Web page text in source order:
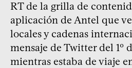
RT de la grilla de
aplicación de Antel que
locales y cadenas
mensaje de Twitter del 1º
mientras estaba de viaje